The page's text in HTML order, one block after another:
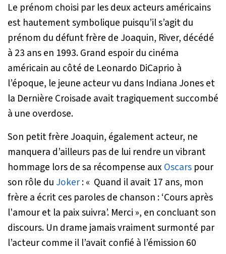
Le prénom choisi par les deux acteurs américains
est hautement symbolique puisqu’il s’agit du
prénom du défunt frère de Joaquin, River, décédé
à 23 ans en 1993. Grand espoir du cinéma
américain au côté de Leonardo DiCaprio à
l’époque, le jeune acteur vu dans Indiana Jones et
la Dernière Croisade avait tragiquement succombé
à une overdose.
Son petit frère Joaquin, également acteur, ne
manquera d’ailleurs pas de lui rendre un vibrant
hommage lors de sa récompense aux Oscars pour
son rôle du Joker: « Quand il avait 17 ans, mon
frère a écrit ces paroles de chanson : ‘Cours après
l'amour et la paix suivra’. Merci », en concluant son
discours. Un drame jamais vraiment surmonté par
l’acteur comme il l’avait confié à l’émission 60